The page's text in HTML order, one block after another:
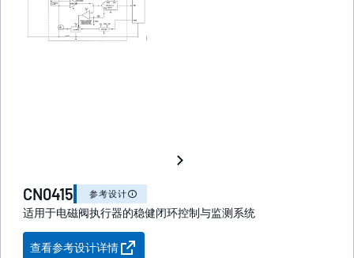
CN0415 参考设计
适用于电磁阀执行器的稳健闭环控制与监测系统
查看参考设计详情